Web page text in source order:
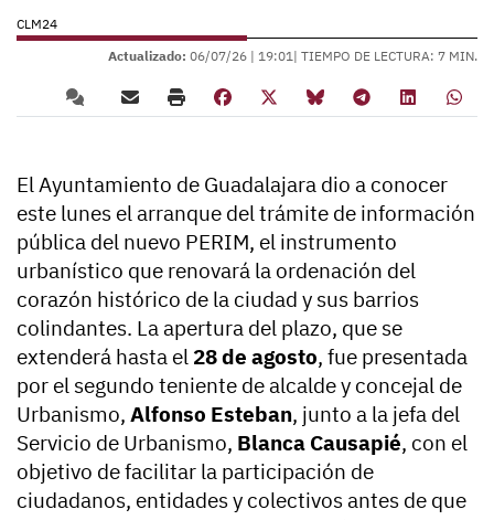
CLM24
Actualizado: 06/07/26 | 19:01| TIEMPO DE LECTURA: 7 MIN.
El Ayuntamiento de Guadalajara dio a conocer
este lunes el arranque del trámite de información
pública del nuevo PERIM, el instrumento
urbanístico que renovará la ordenación del
corazón histórico de la ciudad y sus barrios
colindantes. La apertura del plazo, que se
extenderá hasta el 28 de agosto, fue presentada
por el segundo teniente de alcalde y concejal de
Urbanismo, Alfonso Esteban, junto a la jefa del
Servicio de Urbanismo, Blanca Causapié, con el
objetivo de facilitar la participación de
ciudadanos, entidades y colectivos antes de que